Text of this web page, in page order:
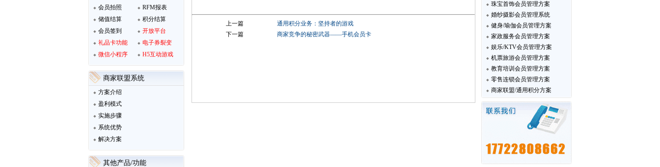
会员拍照
储值结算
会员签到
礼品卡功能
微信小程序
RFM报表
积分结算
开放平台
电子券裂变
H5互动游戏
商家联盟系统
方案介绍
盈利模式
实施步骤
系统优势
解决方案
其他产品/功能
上一篇
通用积分业务：坚持者的游戏
下一篇
商家竞争的秘密武器——手机会员卡
珠宝首饰会员管理方案
婚纱摄影会员管理系统
健身/瑜伽会员管理方案
家政服务会员管理方案
娱乐/KTV会员管理方案
机票旅游会员管理方案
教育培训会员管理方案
零售连锁会员管理方案
商家联盟/通用积分方案